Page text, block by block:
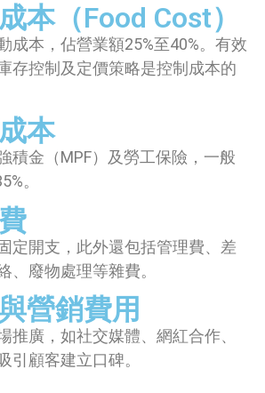
本（Food Cost）
成本，佔營業額25%至40%。有效
存控制及定價策略是控制成本的
本
積金（MPF）及勞工保險，一般
。
定開支，此外還包括管理費、差
、廢物處理等雜費。
營銷費用
推廣，如社交媒體、網紅合作、
引顧客建立口碑。